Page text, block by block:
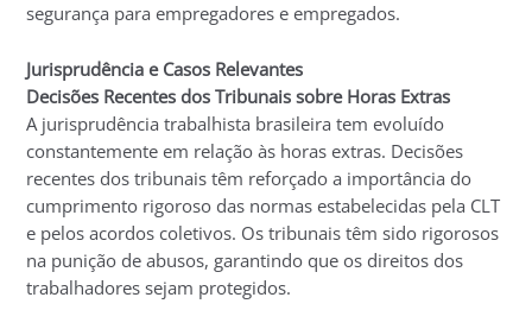
segurança para empregadores e empregados.
Jurisprudência e Casos Relevantes
Decisões Recentes dos Tribunais sobre Horas Extras
A jurisprudência trabalhista brasileira tem evoluído
constantemente em relação às horas extras. Decisões
recentes dos tribunais têm reforçado a importância do
cumprimento rigoroso das normas estabelecidas pela CLT
e pelos acordos coletivos. Os tribunais têm sido rigorosos
na punição de abusos, garantindo que os direitos dos
trabalhadores sejam protegidos.